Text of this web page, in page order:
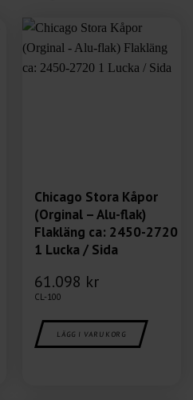
Chicago Stora Kåpor
(Orginal – Alu-flak)
Flakläng ca: 2450-2720
1 Lucka / Sida
61.098 kr
CL-100
LÄGG I VARUKORG